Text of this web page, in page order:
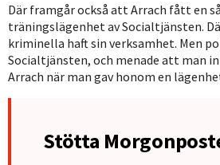
Där framgår också att Arrach fått en
träningslägenhet av Socialtjänsten.
kriminella haft sin verksamhet. Men
Socialtjänsten, och menade att man
Arrach när man gav honom en
Stötta